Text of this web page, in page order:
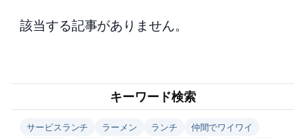
該当する記事がありません。
キーワード検索
サービスランチ ラーメン ランチ
仲間でワイワイ